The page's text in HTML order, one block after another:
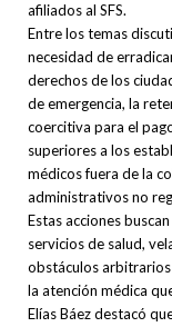
afiliados al SFS.
Entre los temas
necesidad de
derechos de los
de emergencia, la
coercitiva para el
superiores a los
médicos fuera de la
administrativos no
Estas acciones
servicios de salud,
obstáculos
la atención médica
Elías Báez destacó